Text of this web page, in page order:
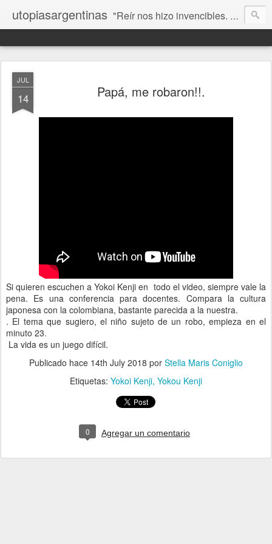
utopiasargentinas "Reír nos hizo invencibles. No como los que siempre ganan, sino como aquellos que no se rinden”. Frida Kahlo
JUL
14 Papá, me robaron!!.
Si quieren escuchen a Yokoi Kenji en todo el video, siempre vale la
pena. Es una conferencia para docentes. Compara la cultura
japonesa con la colombiana, bastante parecida a la nuestra.
. El tema que sugiero, el niño sujeto de un robo, empieza en el
minuto 23.
La vida es un juego difícil.
Publicado hace 14th July 2018 por Stella Maris Coniglio
Etiquetas: Yokoi Kenji Yokou Kenji
0 Agregar un comentario